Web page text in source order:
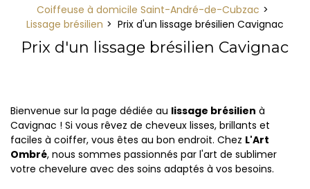
Coiffeuse à domicile Saint-André-de-Cubzac
Lissage brésilien
Prix d'un lissage brésilien Cavignac
Prix d'un lissage brésilien Cavignac
Bienvenue sur la page dédiée au lissage brésilien à
Cavignac ! Si vous rêvez de cheveux lisses, brillants et
faciles à coiffer, vous êtes au bon endroit. Chez L'Art
Ombré, nous sommes passionnés par l'art de sublimer
votre chevelure avec des soins adaptés à vos besoins.